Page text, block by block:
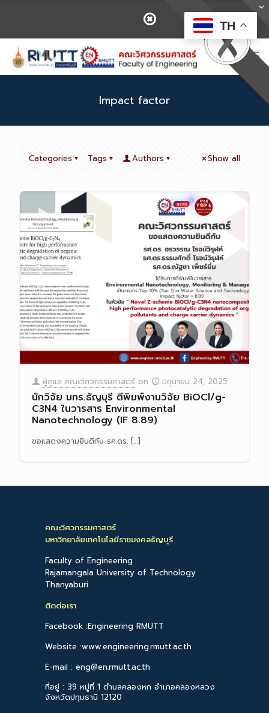
Impact factor
Categories Tags Authors Show all
ผู้ดูแล คณะวิศวกรรมศาสตร์ on มิถุนายน 24, 2025
นักวิจัย มทร.ธัญบุรี ตีพิมพ์งานวิจัย BiOCl/g-
C3N4 ในวารสาร Environmental
Nanotechnology (IF 8.89)
ขอแสดงความยินดีกับ รศ.ดร. […]
คณะวิศวกรรมศาสตร์
มหาวิทยาลัยเทคโนโลยีราชมงคลธัญบุรี
Faculty of Engineering
Rajamangala University of Technology
Thanyaburi
ติดต่อเรา
Facebook :Engineering RMUTT
Website :www.engineering.rmutt.ac.th
E-mail : eng@en.rmutt.ac.th
ที่อยู่ : 39 หมู่ที่ 1 ตำบลคลองหก อำเภอคลองหลวง
จังหวัดปทุมธานี 12120
TH